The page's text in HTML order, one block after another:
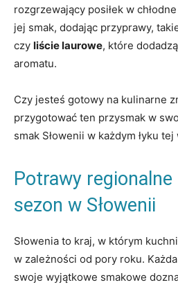
rozgrzewający posiłek w
jej smak, dodając przyprawy,
czy liście laurowe, które
aromatu.
Czy jesteś gotowy na kulinarne
przygotować ten przysmak w
smak Słowenii w każdym łyku
Potrawy regionalne
sezon w Słowenii
Słowenia to kraj, w którym
w zależności od pory roku.
swoje wyjątkowe smakowe